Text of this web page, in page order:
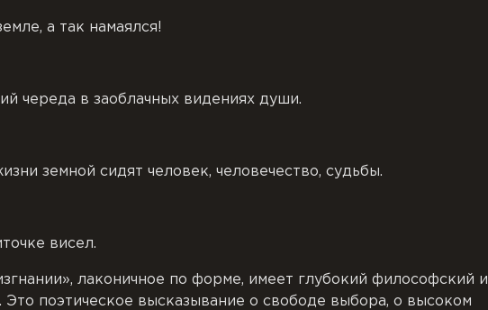
а так намаялся!
череда в заоблачных видениях души.
земной сидят человек, человечество, судьбы.
висел.
лаконичное по форме, имеет глубокий философский и
Это поэтическое высказывание о свободе выбора, о высоком